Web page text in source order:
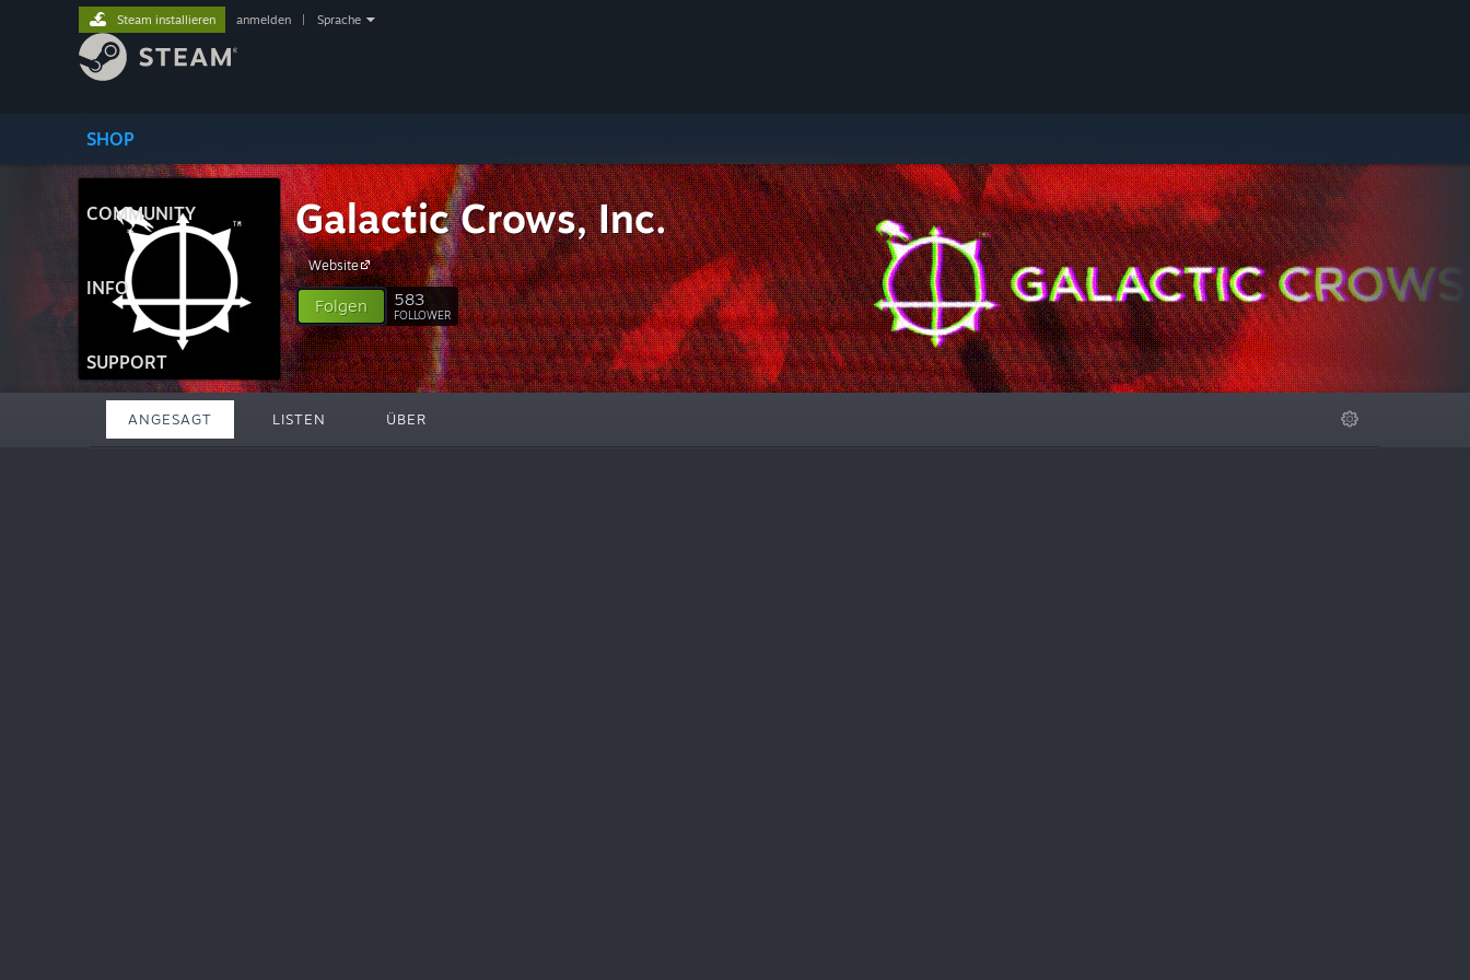
SHOP
COMMUNITY
INFO
SUPPORT
Steam installieren anmelden Sprache
Galactic Crows, Inc.
Website
Folgen 583
FOLLOWER
ANGESAGT LISTEN ÜBER